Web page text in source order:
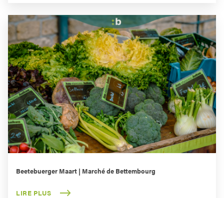
Beetebuerger Maart | Marché de Bettembourg
LIRE PLUS